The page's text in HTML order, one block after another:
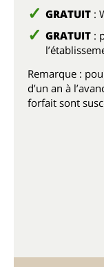
GRATUIT :
GRATUIT :
Remarque :
d’un an à
forfait sont